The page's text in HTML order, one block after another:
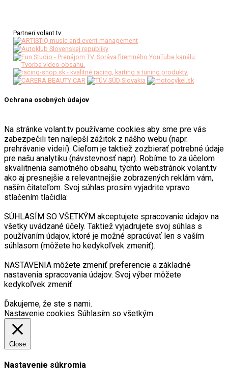
Partneri volant.tv:
Ochrana osobných údajov
Na stránke volant.tv používame cookies aby sme pre vás
zabezpečili ten najlepší zážitok z nášho webu (napr.
prehrávanie videií). Cieľom je taktiež zozbierať potrebné údaje
pre našu analytiku (návstevnosť napr). Robíme to za účelom
skvalitnenia samotného obsahu, týchto webstránok volant.tv
ako aj presnejšie a relevantnejšie zobrazených reklám vám,
naším čitateľom. Svoj súhlas prosím vyjadrite vpravo
stlačením tlačidla:
SÚHLASÍM SO VŠETKÝM akceptujete spracovanie údajov na
všetky uvádzané účely. Taktiež vyjadrujete svoj súhlas s
používaním údajov, ktoré je možné spracúvať len s vaším
súhlasom (môžete ho kedykoľvek zmeniť).
NASTAVENIA môžete zmeniť preferencie a základné
nastavenia spracovania údajov. Svoj výber môžete
kedykoľvek zmeniť.
Ďakujeme, že ste s nami.
Nastavenie cookies Súhlasím so všetkým
Close
Nastavenie súkromia